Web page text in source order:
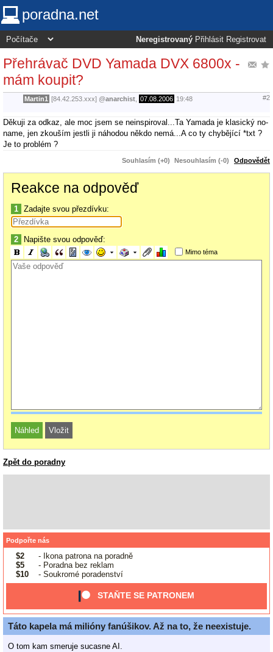
poradna.net
Neregistrovaný Přihlásit Registrovat
Přehrávač DVD Yamada DVX 6800x -
mám koupit?
Martin1 [84.42.253.xxx] @anarchist 07.08.2006 19:48 #2
Děkuji za odkaz, ale moc jsem se neinspiroval...Ta Yamada je klasický no-
name, jen zkouším jestli ji náhodou někdo nemá...A co ty chybějící *txt ?
Je to problém ?
Souhlasím (+0) Nesouhlasím (-0) Odpovědět
Reakce na odpověď
1 Zadajte svou přezdívku:
2 Napište svou odpověď:
Mimo téma
Zpět do poradny
Podpořte nás
$2
- Ikona patrona na poradně
$5
- Poradna bez reklam
$10
- Soukromé poradenství
STAŇTE SE PATRONEM
Táto kapela má milióny fanúšikov. Až na to, že neexistuje.
O tom kam smeruje sucasne AI.